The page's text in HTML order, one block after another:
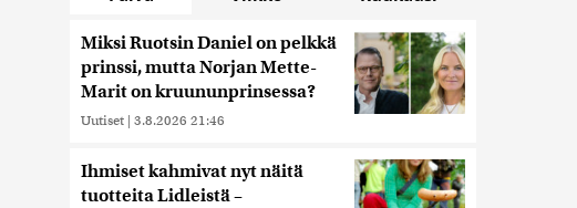
Miksi Ruotsin Daniel on pelkkä
prinssi, mutta Norjan Mette-
Marit on kruununprinsessa?
Uutiset | 3.8.2026 21:46
Ihmiset kahmivat nyt näitä
tuotteita Lidleistä –